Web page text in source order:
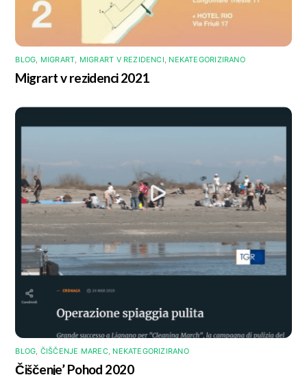
BLOG, MIGRART, MIGRART V REZIDENCI, NEKATEGORIZIRANO
Migrart v rezidenci 2021
BLOG, ČIŠČENJE MAREC, NEKATEGORIZIRANO
Čiščenje’ Pohod 2020